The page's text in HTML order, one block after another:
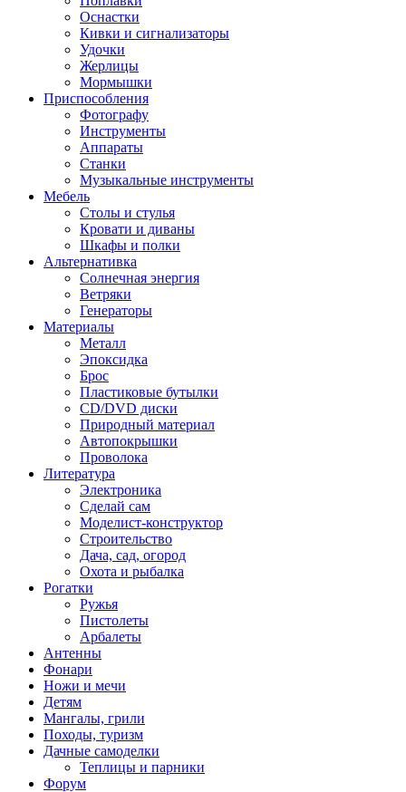
Оснастки
Кивки и сигнализаторы
Удочки
Жерлицы
Мормышки
Приспособления
Фотографу
Инструменты
Аппараты
Станки
Музыкальные инструменты
Мебель
Столы и стулья
Кровати и диваны
Шкафы и полки
Альтернативка
Солнечная энергия
Ветряки
Генераторы
Материалы
Металл
Эпоксидка
Брос
Пластиковые бутылки
CD/DVD диски
Природный материал
Автопокрышки
Проволока
Литература
Электроника
Сделай сам
Моделист-конструктор
Строительство
Дача, сад, огород
Охота и рыбалка
Рогатки
Ружья
Пистолеты
Арбалеты
Антенны
Фонари
Ножи и мечи
Детям
Мангалы, грили
Походы, туризм
Дачные самоделки
Теплицы и парники
Форум